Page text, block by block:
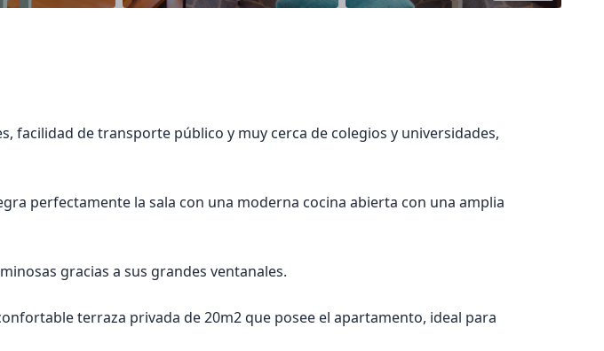
facilidad de transporte público y muy cerca de colegios y universidades,
perfectamente la sala con una moderna cocina abierta con una amplia
gracias a sus grandes ventanales.
terraza privada de 20m2 que posee el apartamento, ideal para